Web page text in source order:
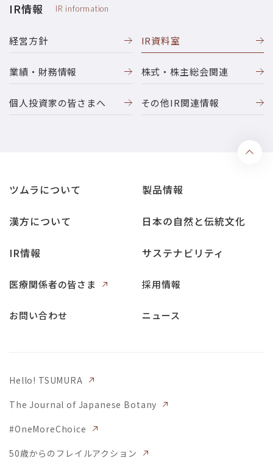
IR情報 IR information
経営方針 IR資料室
業績・財務情報 株式・株主総会関連
個人投資家の皆さまへ その他IR関連情報
ツムラについて 製品情報
漢方について 日本の自然と伝統文化
IR情報 サステナビリティ
医療関係者の皆さま 採用情報
お問い合わせ ニュース
Hello! TSUMURA
The Journal of Japanese Botany
#OneMoreChoice
50歳からのフレイルアクション